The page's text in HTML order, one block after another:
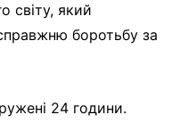
світу, який
боротьбу за
24 години.